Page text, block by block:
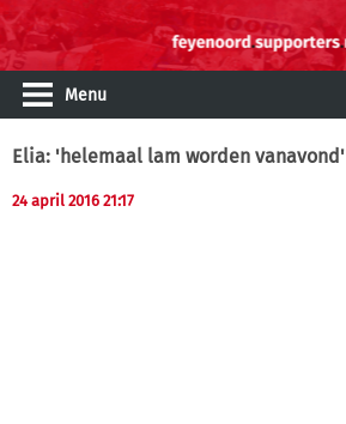
Menu
Elia: 'helemaal lam worden vanavond'
24 april 2016 21:17